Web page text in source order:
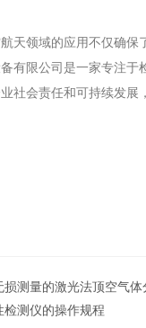
天领域的应用不仅确
备有限公司是一家专注
社会责任和可持续发
损测量的激光法顶空气
检测仪的操作规程